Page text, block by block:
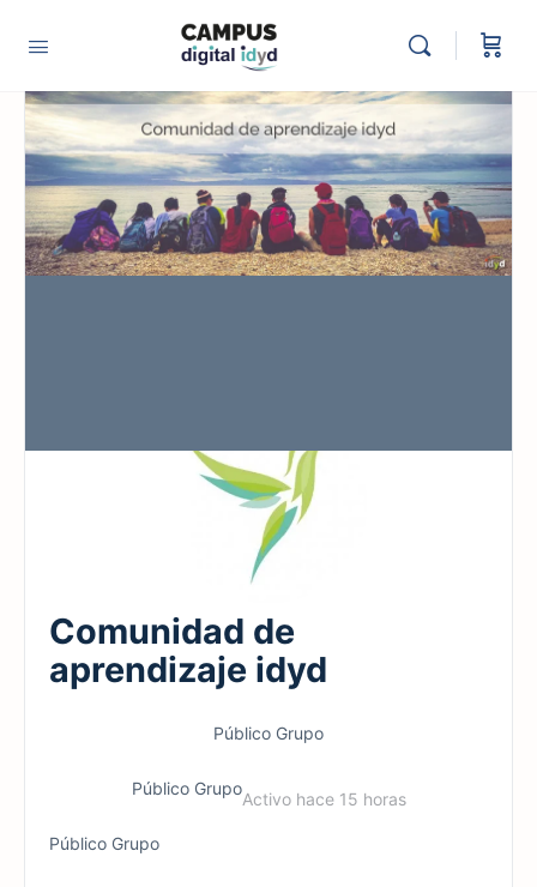
Comunidad de
aprendizaje idyd
Público Grupo
Público GrupoActivo hace 15 horas
Público Grupo